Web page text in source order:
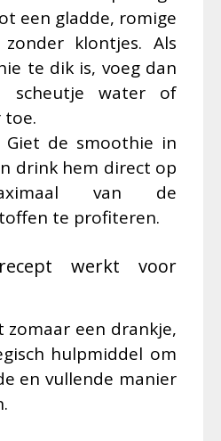
een gladde, romige
klontjes. Als
te dik is, voeg dan
scheutje water of
toe.
Giet de smoothie in
drink hem direct op
van de
te profiteren.
werkt voor
zomaar een drankje,
hulpmiddel om
en vullende manier